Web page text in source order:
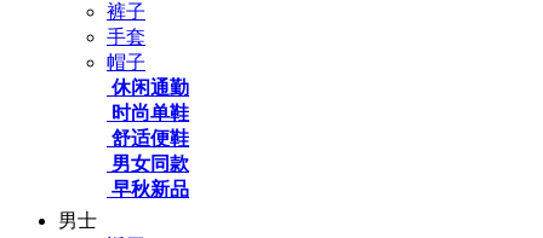
裤子
手套
帽子
休闲通勤
时尚单鞋
舒适便鞋
男女同款
早秋新品
男士